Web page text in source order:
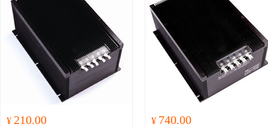
¥ 210.00 ¥ 740.00